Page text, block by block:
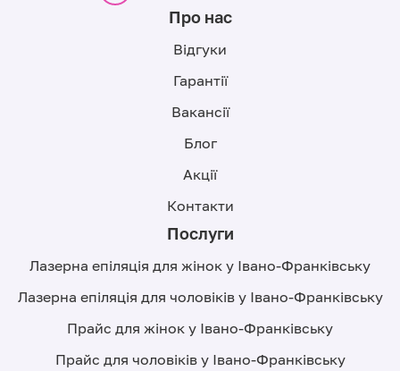
Про нас
Відгуки
Гарантії
Вакансії
Блог
Акції
Контакти
Послуги
Лазерна епіляція для жінок у Івано-Франківську
Лазерна епіляція для чоловіків у Івано-Франківську
Прайс для жінок у Івано-Франківську
Прайс для чоловіків у Івано-Франківську